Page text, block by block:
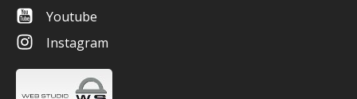
Youtube
Instagram